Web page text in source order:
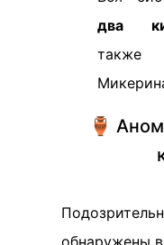
два
также
🏺
обнаружены